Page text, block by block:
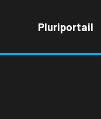
Pluriportail